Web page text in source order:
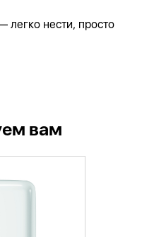
легко нести, просто
вам